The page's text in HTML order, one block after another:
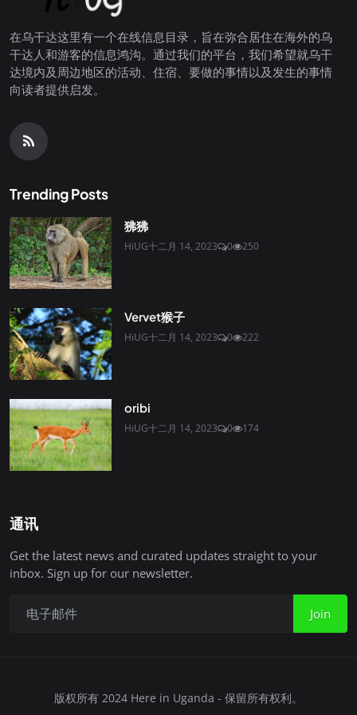
在乌干达这里有一个在线信息目录，旨在弥合居住在海外的乌
干达人和游客的信息鸿沟。通过我们的平台，我们希望就乌干
达境内及周边地区的活动、住宿、要做的事情以及发生的事情
向读者提供启发。
Trending Posts
狒狒
HiUG十二月 14, 2023 0 250
Vervet猴子
HiUG十二月 14, 2023 0 222
oribi
HiUG十二月 14, 2023 0 174
通讯
Get the latest news and curated updates straight to your
inbox. Sign up for our newsletter.
Join
版权所有 2024 Here in Uganda - 保留所有权利。